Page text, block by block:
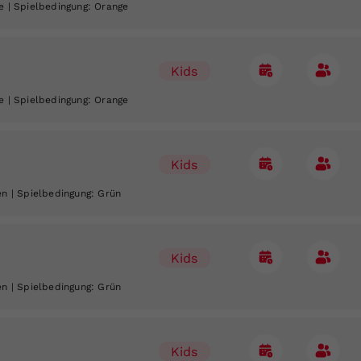
| Spielbedingung: Orange
Kids
| Spielbedingung: Orange
Kids
| Spielbedingung: Grün
Kids
| Spielbedingung: Grün
Kids